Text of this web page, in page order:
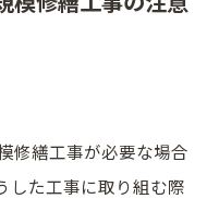
修繕工事が必要な場合
した工事に取り組む際